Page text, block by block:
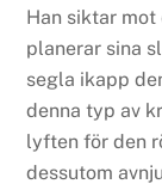
Han siktar mot
planerar sina
segla ikapp
denna typ av
lyften för den
dessutom